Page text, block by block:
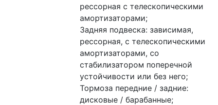
рессорная с телескопическими
амортизаторами;
Задняя подвеска: зависимая,
рессорная, с телескопическими
амортизаторами, со
стабилизатором поперечной
устойчивости или без него;
Тормоза передние / задние:
дисковые / барабанные;